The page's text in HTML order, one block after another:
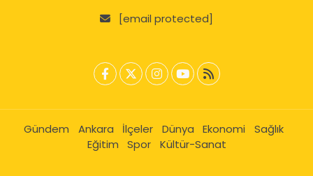
[email protected]
Gündem Ankara İlçeler Dünya Ekonomi
Sağlık
Eğitim
Spor Kültür-Sanat